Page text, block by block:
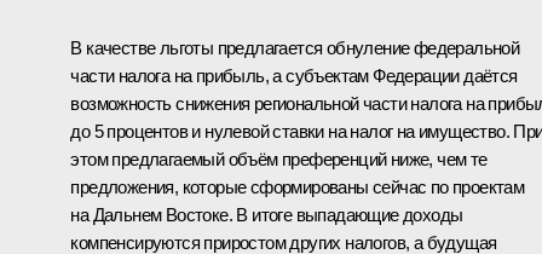
В качестве льготы предлагается обнуление федеральной
части налога на прибыль, а субъектам Федерации даётся
возможность снижения региональной части налога на
до 5 процентов и нулевой ставки на налог на имущество.
этом предлагаемый объём преференций ниже, чем те
предложения, которые сформированы сейчас по проектам
на Дальнем Востоке. В итоге выпадающие доходы
компенсируются приростом других налогов, а будущая